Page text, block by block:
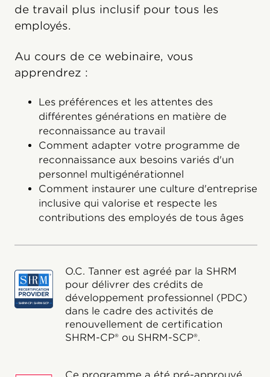
de travail plus inclusif pour tous les
employés.
Au cours de ce webinaire, vous
apprendrez :
Les préférences et les attentes des
différentes générations en matière de
reconnaissance au travail
Comment adapter votre programme de
reconnaissance aux besoins variés d'un
personnel multigénérationnel
Comment instaurer une culture d'entreprise
inclusive qui valorise et respecte les
contributions des employés de tous âges
O.C. Tanner est agréé par la SHRM
pour délivrer des crédits de
développement professionnel (PDC)
dans le cadre des activités de
renouvellement de certification
SHRM-CP® ou SHRM-SCP®.